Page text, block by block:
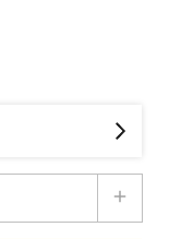
add